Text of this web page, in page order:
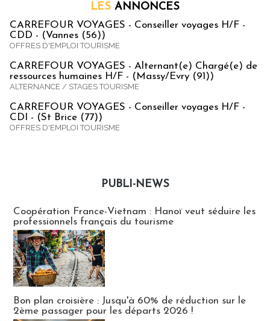
LES ANNONCES
CARREFOUR VOYAGES - Conseiller voyages H/F -
CDD - (Vannes (56))
OFFRES D'EMPLOI TOURISME
CARREFOUR VOYAGES - Alternant(e) Chargé(e) de
ressources humaines H/F - (Massy/Evry (91))
ALTERNANCE / STAGES TOURISME
CARREFOUR VOYAGES - Conseiller voyages H/F -
CDI - (St Brice (77))
OFFRES D'EMPLOI TOURISME
PUBLI-NEWS
Coopération France-Vietnam : Hanoï veut séduire les
professionnels français du tourisme
Bon plan croisière : Jusqu'à 60% de réduction sur le
2ème passager pour les départs 2026 !